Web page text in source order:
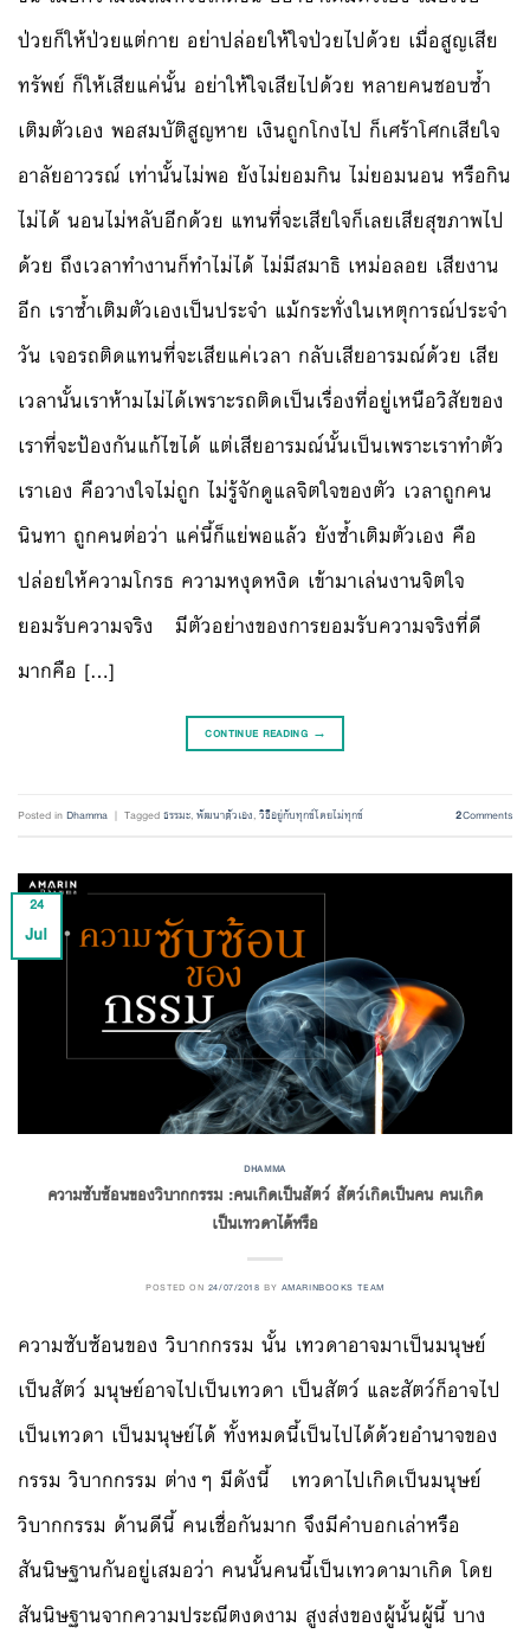
ป่วยก็ให้ป่วยแต่กาย อย่าปล่อยให้ใจป่วยไปด้วย เมื่อสูญเสีย
ทรัพย์ ก็ให้เสียแค่นั้น อย่าให้ใจเสียไปด้วย หลายคนชอบซ้ำ
เติมตัวเอง พอสมบัติสูญหาย เงินถูกโกงไป ก็เศร้าโศกเสียใจ
อาลัยอาวรณ์ เท่านั้นไม่พอ ยังไม่ยอมกิน ไม่ยอมนอน หรือกิน
ไม่ได้ นอนไม่หลับอีกด้วย แทนที่จะเสียใจก็เลยเสียสุขภาพไป
ด้วย ถึงเวลาทำงานก็ทำไม่ได้ ไม่มีสมาธิ เหม่อลอย เสียงาน
อีก เราซ้ำเติมตัวเองเป็นประจำ แม้กระทั่งในเหตุการณ์ประจำ
วัน เจอรถติดแทนที่จะเสียแค่เวลา กลับเสียอารมณ์ด้วย เสีย
เวลานั้นเราห้ามไม่ได้เพราะรถติดเป็นเรื่องที่อยู่เหนือวิสัยของ
เราที่จะป้องกันแก้ไขได้ แต่เสียอารมณ์นั้นเป็นเพราะเราทำตัว
เราเอง คือวางใจไม่ถูก ไม่รู้จักดูแลจิตใจของตัว เวลาถูกคน
นินทา ถูกคนต่อว่า แค่นี้ก็แย่พอแล้ว ยังซ้ำเติมตัวเอง คือ
ปล่อยให้ความโกรธ ความหงุดหงิด เข้ามาเล่นงานจิตใจ
ยอมรับความจริง มีตัวอย่างของการยอมรับความจริงที่ดี
มากคือ […]
CONTINUE READING →
Posted inDhamma | Taggedธรรมะ,พัฒนาตัวเอง,วิธีอยู่กับทุกข์โดยไม่ทุกข์ 2Comments
24
Jul
DHAMMA
ความซับซ้อนของวิบากกรรม :คนเกิดเป็นสัตว์ สัตว์เกิดเป็นคน คนเกิด
เป็นเทวดาได้หรือ
POSTED ON 24/07/2018 BY AMARINBOOKS TEAM
ความซับซ้อนของ วิบากกรรม นั้น เทวดาอาจมาเป็นมนุษย์
เป็นสัตว์ มนุษย์อาจไปเป็นเทวดา เป็นสัตว์ และสัตว์ก็อาจไป
เป็นเทวดา เป็นมนุษย์ได้ ทั้งหมดนี้เป็นไปได้ด้วยอำนาจของ
กรรม วิบากกรรม ต่างๆ มีดังนี้ เทวดาไปเกิดเป็นมนุษย์
วิบากกรรม ด้านดีนี้ คนเชื่อกันมาก จึงมีคำบอกเล่าหรือ
สันนิษฐานกันอยู่เสมอว่า คนนั้นคนนี้เป็นเทวดามาเกิด โดย
สันนิษฐานจากความประณีตงดงาม สูงส่งของผู้นั้นผู้นี้ บาง